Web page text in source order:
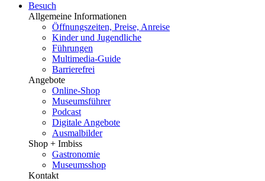
Besuch
Allgemeine Informationen
Öffnungszeiten, Preise, Anreise
Kinder und Jugendliche
Führungen
Multimedia-Guide
Barrierefrei
Angebote
Online-Shop
Museumsführer
Podcast
Digitale Angebote
Ausmalbilder
Shop + Imbiss
Gastronomie
Museumsshop
Kontakt